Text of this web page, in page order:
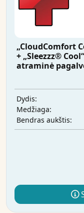
„CloudComfort
+ „Sleezzz®
atraminė
Dydis:
Medžiaga:
Bendras aukštis: